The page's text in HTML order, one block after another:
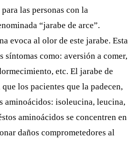
las personas con la
“jarabe de arce”.
evoca al olor de este jarabe. Esta
síntomas como: aversión a comer,
etc. El jarabe de
los pacientes que la padecen,
aminoácidos: isoleucina, leucina,
aminoácidos se concentren en
daños comprometedores al